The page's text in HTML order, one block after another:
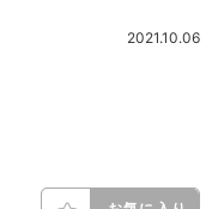
2021.10.06